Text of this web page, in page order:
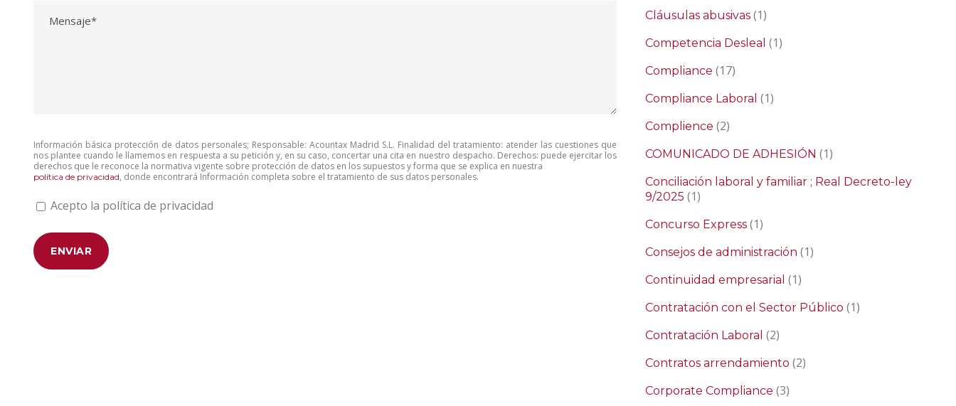
Información básica protección de datos personales; Responsable: Acountax Madrid S.L. Finalidad del tratamiento: atender las cuestiones que
nos plantee cuando le llamemos en respuesta a su petición y, en su caso, concertar una cita en nuestro despacho. Derechos: puede ejercitar los
derechos que le reconoce la normativa vigente sobre protección de datos en los supuestos y forma que se explica en nuestra
política de privacidad, donde encontrará Información completa sobre el tratamiento de sus datos personales.
Acepto la política de privacidad
Cláusulas abusivas (1)
Competencia Desleal (1)
Compliance (17)
Compliance Laboral (1)
Complience (2)
COMUNICADO DE ADHESIÓN (1)
Conciliación laboral y familiar ; Real Decreto-ley
9/2025 (1)
Concurso Express (1)
Consejos de administración (1)
Continuidad empresarial (1)
Contratación con el Sector Público (1)
Contratación Laboral (2)
Contratos arrendamiento (2)
Corporate Compliance (3)